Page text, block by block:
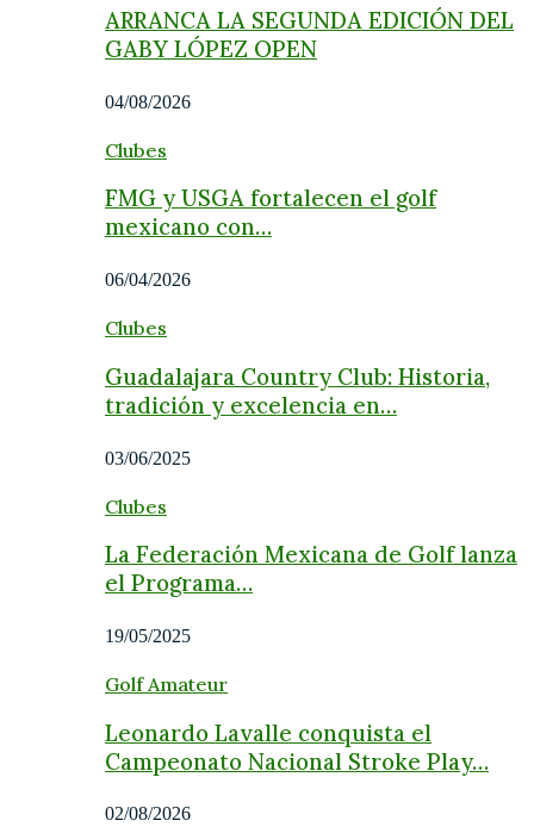
ARRANCA LA SEGUNDA EDICIÓN DEL
GABY LÓPEZ OPEN
04/08/2026
Clubes
FMG y USGA fortalecen el golf
mexicano con…
06/04/2026
Clubes
Guadalajara Country Club: Historia,
tradición y excelencia en…
03/06/2025
Clubes
La Federación Mexicana de Golf lanza
el Programa…
19/05/2025
Golf Amateur
Leonardo Lavalle conquista el
Campeonato Nacional Stroke Play…
02/08/2026